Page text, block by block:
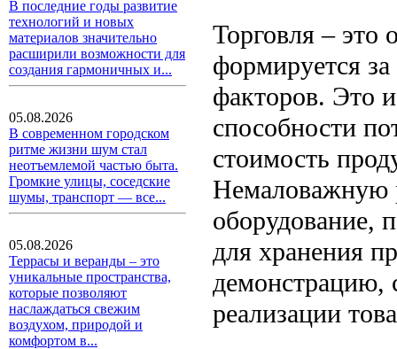
В последние годы развитие
технологий и новых
материалов значительно
расширили возможности для
создания гармоничных и...
05.08.2026
В современном городском
ритме жизни шум стал
неотъемлемой частью быта.
Громкие улицы, соседские
шумы, транспорт — все...
05.08.2026
Террасы и веранды – это
уникальные пространства,
которые позволяют
наслаждаться свежим
воздухом, природой и
комфортом в...
Торговля – это
формируется
факторов. Это
способности
стоимость
Немаловажную
оборудование,
для хранения
демонстрацию,
реализации